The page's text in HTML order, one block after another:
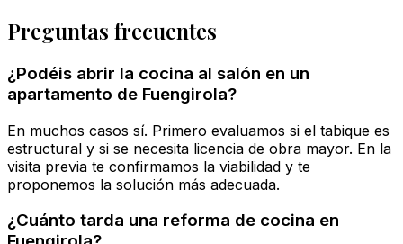
Preguntas frecuentes
¿Podéis abrir la cocina al salón en un
apartamento de Fuengirola?
En muchos casos sí. Primero evaluamos si el tabique es
estructural y si se necesita licencia de obra mayor. En la
visita previa te confirmamos la viabilidad y te
proponemos la solución más adecuada.
¿Cuánto tarda una reforma de cocina en